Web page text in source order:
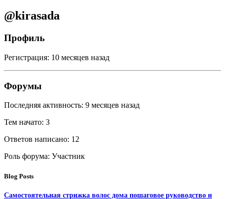
@kirasada
Профиль
Регистрация: 10 месяцев назад
Форумы
Последняя активность: 9 месяцев назад
Тем начато: 3
Ответов написано: 12
Роль форума: Участник
Blog Posts
Самостоятельная стрижка волос дома пошаговое руководство и